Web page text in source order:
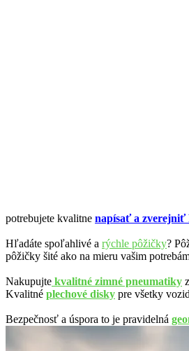
potrebujete kvalitne napísať a zverejniť
Hľadáte spoľahlivé a rýchle pôžičky?
pôžičky šité ako na mieru vašim
Nakupujte kvalitné zimné pneumatiky
Kvalitné plechové disky pre všetky
Bezpečnosť a úspora to je pravidelná